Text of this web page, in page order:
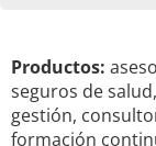
Productos:
seguros de
gestión,
formación